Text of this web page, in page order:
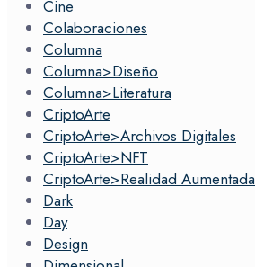
Cine
Colaboraciones
Columna
Columna>Diseño
Columna>Literatura
CriptoArte
CriptoArte>Archivos Digitales
CriptoArte>NFT
CriptoArte>Realidad Aumentada
Dark
Day
Design